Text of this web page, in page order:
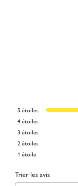
5étoiles
4étoiles
3 étoiles
2étoiles
1 étoile
Trier les avis